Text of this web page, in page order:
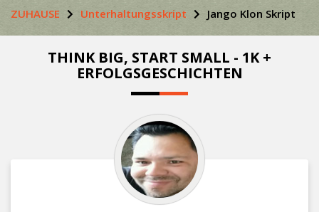
ZUHAUSE Unterhaltungsskript Jango Klon Skript
THINK BIG, START SMALL - 1K +
ERFOLGSGESCHICHTEN